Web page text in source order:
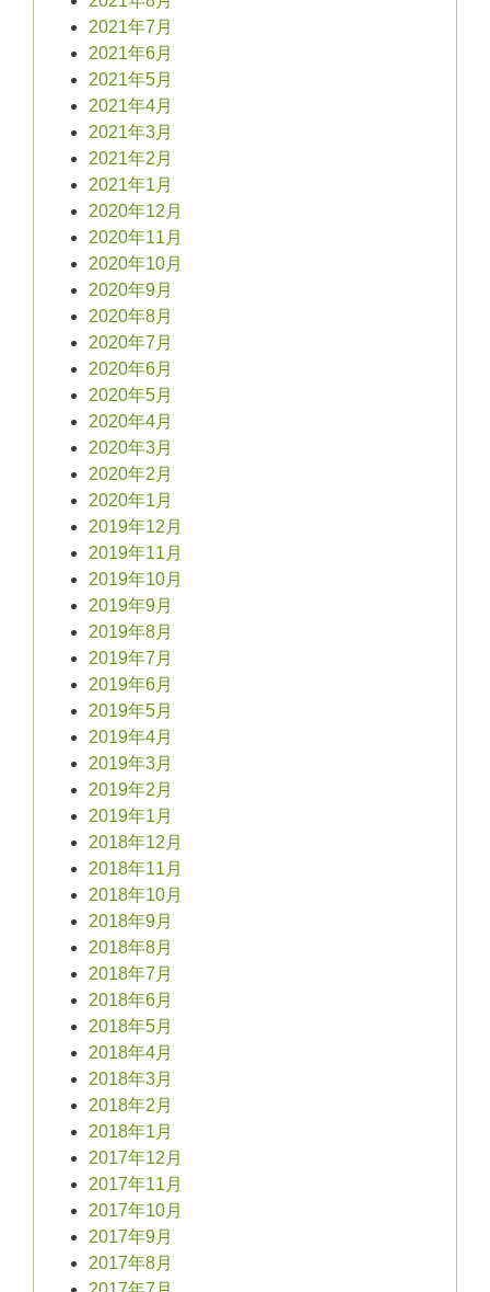
2021年7月
2021年6月
2021年5月
2021年4月
2021年3月
2021年2月
2021年1月
2020年12月
2020年11月
2020年10月
2020年9月
2020年8月
2020年7月
2020年6月
2020年5月
2020年4月
2020年3月
2020年2月
2020年1月
2019年12月
2019年11月
2019年10月
2019年9月
2019年8月
2019年7月
2019年6月
2019年5月
2019年4月
2019年3月
2019年2月
2019年1月
2018年12月
2018年11月
2018年10月
2018年9月
2018年8月
2018年7月
2018年6月
2018年5月
2018年4月
2018年3月
2018年2月
2018年1月
2017年12月
2017年11月
2017年10月
2017年9月
2017年8月